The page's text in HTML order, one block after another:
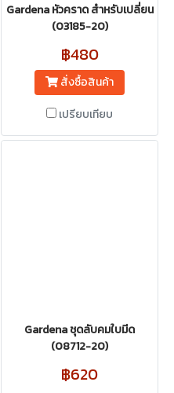
Gardena หัวคราด สำหรับเปลี่ยน
(03185-20)
฿480
สั่งซื้อสินค้า
เปรียบเทียบ
Gardena ชุดลับคมใบมีด
(08712-20)
฿620